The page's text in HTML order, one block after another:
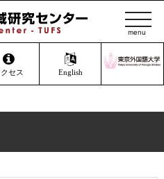
クセス English
t
o
g
l
v